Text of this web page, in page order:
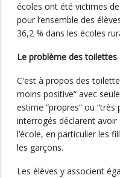
écoles ont été victimes
pour l’ensemble des
36,2 % dans les écoles
Le problème des toilettes
C'est à propos des
moins positive“ avec
estime “propres“ ou “très
interrogés déclarent
l’école, en particulier les
les garçons.
Les élèves y associent